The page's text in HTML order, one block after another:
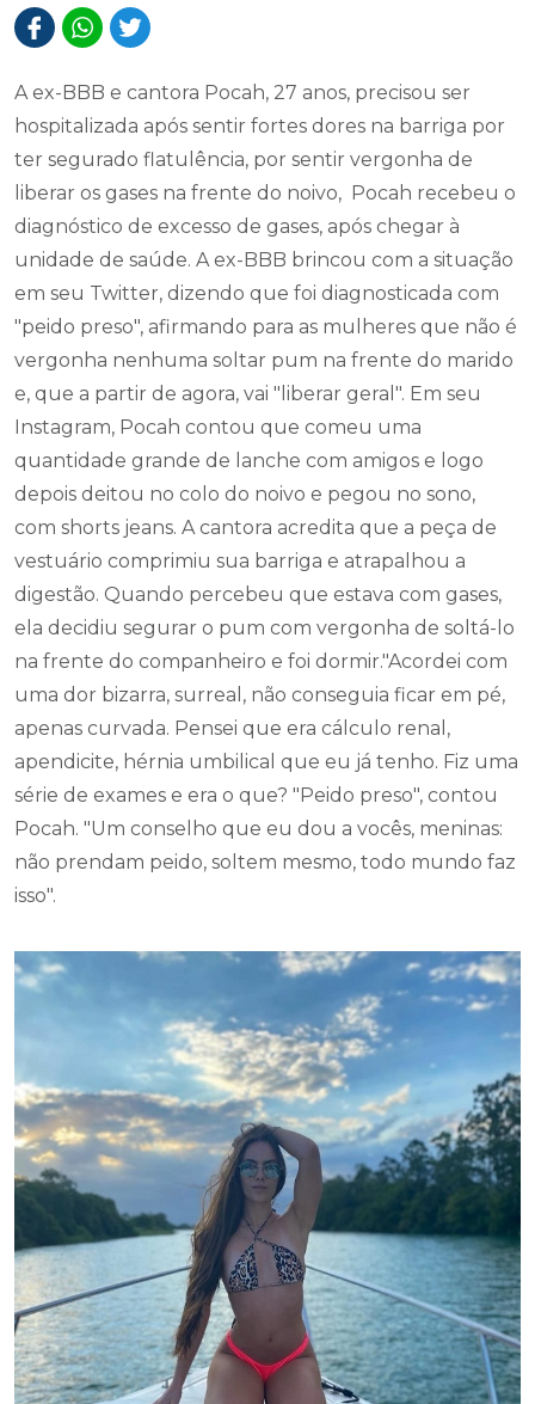
A ex-BBB e cantora Pocah, 27 anos, precisou ser
hospitalizada após sentir fortes dores na barriga por
ter segurado flatulência, por sentir vergonha de
liberar os gases na frente do noivo, Pocah recebeu o
diagnóstico de excesso de gases, após chegar à
unidade de saúde. A ex-BBB brincou com a situação
em seu Twitter, dizendo que foi diagnosticada com
"peido preso", afirmando para as mulheres que não é
vergonha nenhuma soltar pum na frente do marido
e, que a partir de agora, vai "liberar geral". Em seu
Instagram, Pocah contou que comeu uma
quantidade grande de lanche com amigos e logo
depois deitou no colo do noivo e pegou no sono,
com shorts jeans. A cantora acredita que a peça de
vestuário comprimiu sua barriga e atrapalhou a
digestão. Quando percebeu que estava com gases,
ela decidiu segurar o pum com vergonha de soltá-lo
na frente do companheiro e foi dormir."Acordei com
uma dor bizarra, surreal, não conseguia ficar em pé,
apenas curvada. Pensei que era cálculo renal,
apendicite, hérnia umbilical que eu já tenho. Fiz uma
série de exames e era o que? "Peido preso", contou
Pocah. "Um conselho que eu dou a vocês, meninas:
não prendam peido, soltem mesmo, todo mundo faz
isso".